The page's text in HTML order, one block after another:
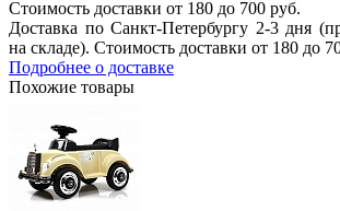
Стоимость доставки от 180 до 700 руб.
Доставка по Санкт-Петербургу 2-3 дня
на складе). Стоимость доставки от 180 до
Подробнее о доставке
Похожие товары